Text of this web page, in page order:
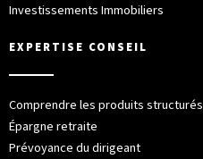
Investissements Immobiliers
EXPERTISE CONSEIL
Comprendre les produits structurés
Épargne retraite
Prévoyance du dirigeant